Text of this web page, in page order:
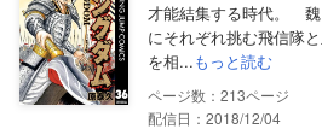
才能結集する時代。
にそれぞれ挑む飛信隊
を相...もっと読む
213
配信日：2018/12/04